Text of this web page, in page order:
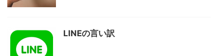
LINEの言い訳